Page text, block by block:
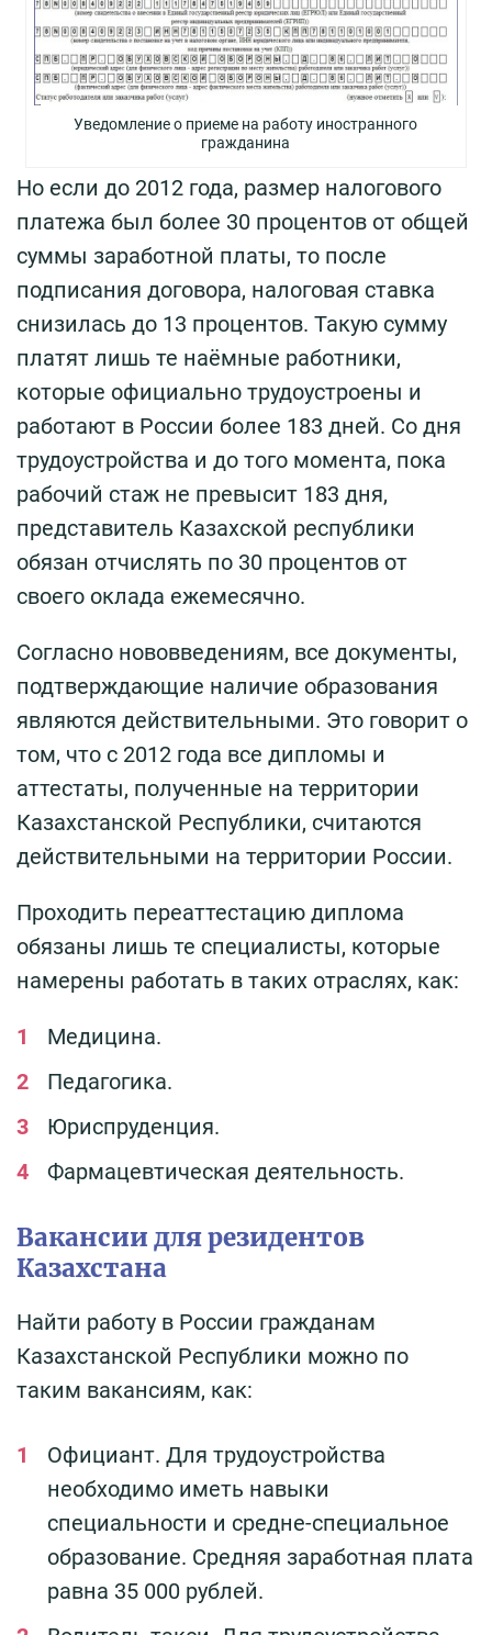
Уведомление о приеме на работу иностранного
гражданина
Но если до 2012 года, размер налогового
платежа был более 30 процентов от общей
суммы заработной платы, то после
подписания договора, налоговая ставка
снизилась до 13 процентов. Такую сумму
платят лишь те наёмные работники,
которые официально трудоустроены и
работают в России более 183 дней. Со дня
трудоустройства и до того момента, пока
рабочий стаж не превысит 183 дня,
представитель Казахской республики
обязан отчислять по 30 процентов от
своего оклада ежемесячно.
Согласно нововведениям, все документы,
подтверждающие наличие образования
являются действительными. Это говорит о
том, что с 2012 года все дипломы и
аттестаты, полученные на территории
Казахстанской Республики, считаются
действительными на территории России.
Проходить переаттестацию диплома
обязаны лишь те специалисты, которые
намерены работать в таких отраслях, как:
Медицина.
Педагогика.
Юриспруденция.
Фармацевтическая деятельность.
Вакансии для резидентов
Казахстана
Найти работу в России гражданам
Казахстанской Республики можно по
таким вакансиям, как:
Официант. Для трудоустройства
необходимо иметь навыки
специальности и средне-специальное
образование. Средняя заработная плата
равна 35 000 рублей.